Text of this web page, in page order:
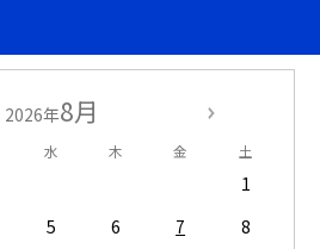
2026年8月
水 木 金 土
1
5 6 7
8